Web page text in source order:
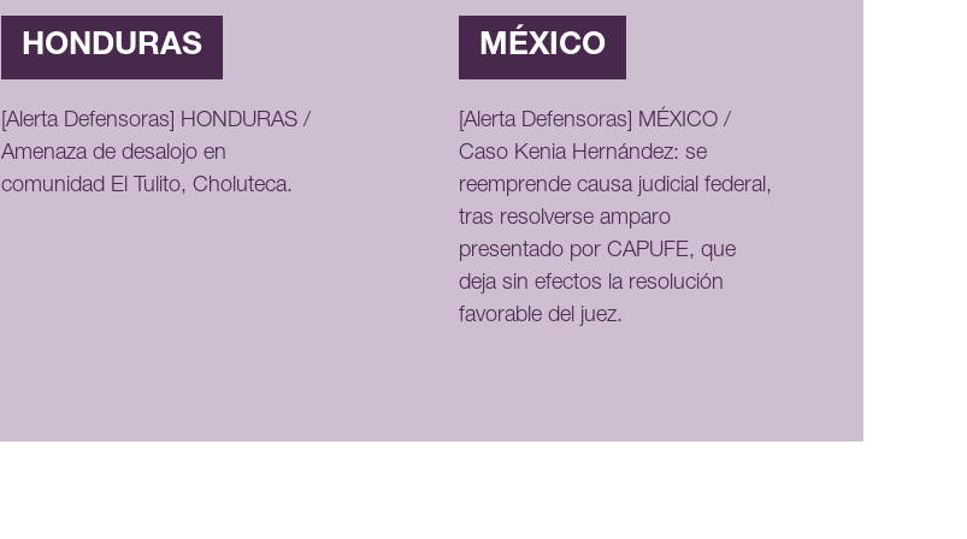
HONDURAS
[Alerta Defensoras] HONDURAS /
Amenaza de desalojo en
comunidad El Tulito, Choluteca.
MÉXICO
[Alerta Defensoras] MÉXICO /
Caso Kenia Hernández: se
reemprende causa judicial federal,
tras resolverse amparo
presentado por CAPUFE, que
deja sin efectos la resolución
favorable del juez.